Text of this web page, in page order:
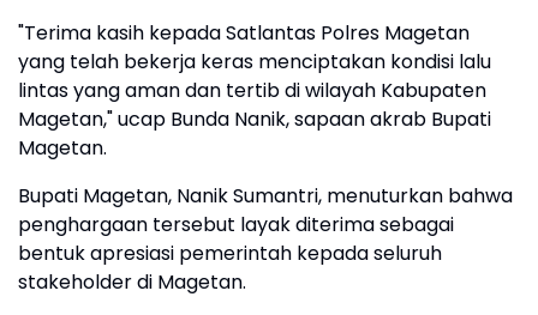
"Terima kasih kepada Satlantas Polres Magetan
yang telah bekerja keras menciptakan kondisi lalu
lintas yang aman dan tertib di wilayah Kabupaten
Magetan," ucap Bunda Nanik, sapaan akrab Bupati
Magetan.
Bupati Magetan, Nanik Sumantri, menuturkan bahwa
penghargaan tersebut layak diterima sebagai
bentuk apresiasi pemerintah kepada seluruh
stakeholder di Magetan.